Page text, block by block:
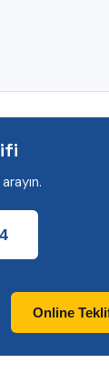
Online